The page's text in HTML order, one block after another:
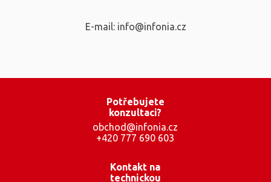
E-mail: info@infonia.cz
Potřebujete
konzultaci?
obchod@infonia.cz
+420 777 690 603
Kontakt na
technickou